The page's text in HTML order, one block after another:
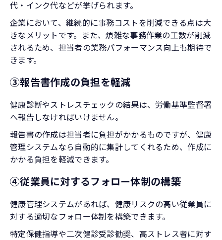
代・インク代などが挙げられます。
企業において、継続的に事務コストを削減できる点は大
きなメリットです。また、煩雑な事務作業の工数が削減
されるため、担当者の業務パフォーマンス向上も期待で
きます。
③報告書作成の負担を軽減
健康診断やストレスチェックの結果は、労働基準監督署
へ報告しなければいけません。
報告書の作成は担当者に負担がかかるものですが、健康
管理システムなら自動的に集計してくれるため、作成に
かかる負担を軽減できます。
④従業員に対するフォロー体制の構築
健康管理システムがあれば、健康リスクの高い従業員に
対する適切なフォロー体制を構築できます。
特定保健指導や二次健診受診勧奨、高ストレス者に対す